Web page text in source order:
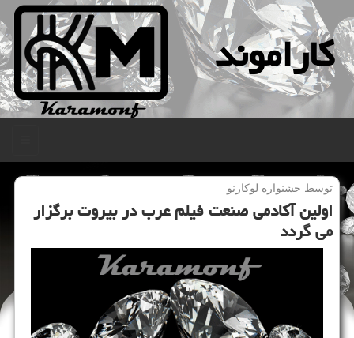
كاراموند
توسط جشنواره لوكارنو
اولین آكادمی صنعت فیلم عرب در بیروت برگزار
می گردد